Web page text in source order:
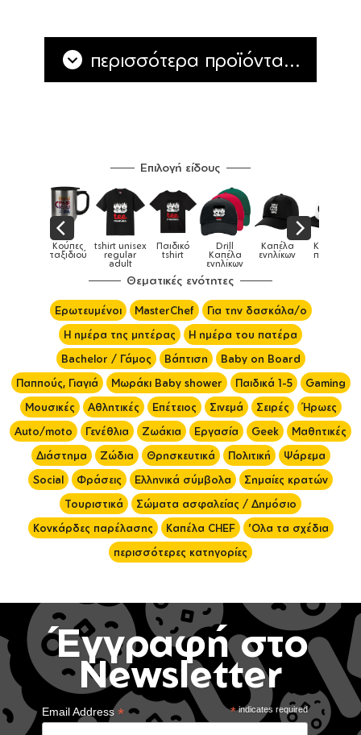
περισσότερα προϊόντα...
Επιλογή είδους
tshirt unisex
regular
Παιδικό
tshirt
Drill
Καπέλα
Καπέλα
ενηλίκων
Καπέλα
παιδικά Κούπες
Θεματικές ενότητες
Ερωτευμένοι MasterChef
Για την δασκάλα/ο
Η ημέρα της μητέρας
Η ημέρα του πατέρα
Bachelor / Γάμος
Βάπτιση
Baby on Board
Παππούς, Γιαγιά
Μωράκι Baby shower Παιδικά 1-5
Gaming
Μουσικές
Αθλητικές Επέτειος Σινεμά Σειρές
Ήρωες
Auto/moto
Γενέθλια Ζωάκια Εργασία Geek
Μαθητικές
Διάστημα
Ζώδια Θρησκευτικά Πολιτική
Ψάρεμα
Social
Φράσεις Ελληνικά σύμβολα
Σημαίες κρατών
Τουριστικά
Σώματα ασφαλείας / Δημόσιο
Κονκάρδες παρέλασης
Καπέλα CHEF
'Ολα τα σχέδια
περισσότερες κατηγορίες
Έγγραφή στο
Newsletter
*indicates required
Email Address*